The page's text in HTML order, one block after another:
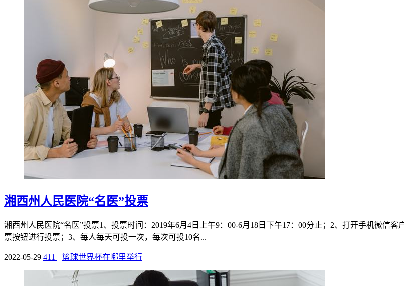
湘西州人民医院“名医”投票
湘西州人民医院“名医”投票1、投票时间：2019年6月4日上午9：00-6月18日下午17：00分止；2、打开手机微信
票按钮进行投票；3、每人每天可投一次，每次可投10名...
2022-05-29 411 篮球世界杯在哪里举行